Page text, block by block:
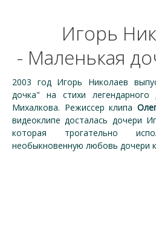
Игорь
- Маленькая
2003 год Игорь Николаев
дочка" на стихи легендарного
Михалкова. Режиссер клипа
видеоклипе досталась дочери
которая трогательно
необыкновенную любовь дочери